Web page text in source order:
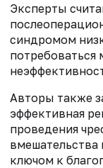
Эксперты
синдромом
потребоваться
Авторы также
эффективная
проведения
вмешательства
ключом к